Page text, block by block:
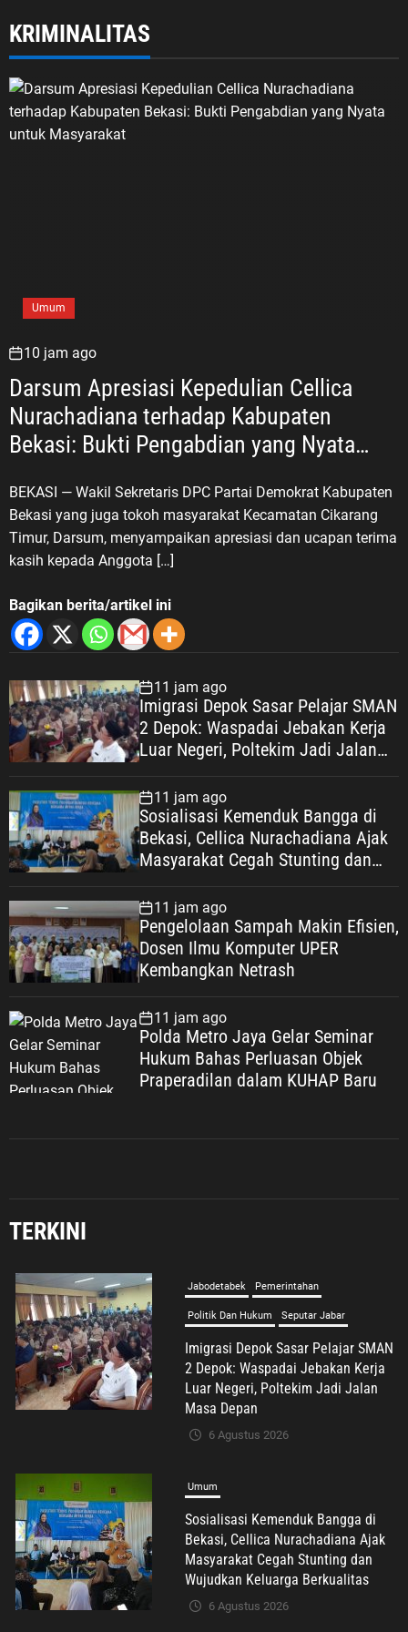
KRIMINALITAS
Umum
10 jam ago
Darsum Apresiasi Kepedulian Cellica
Nurachadiana terhadap Kabupaten
Bekasi: Bukti Pengabdian yang Nyata
BEKASI — Wakil Sekretaris DPC Partai Demokrat Kabupaten
Bekasi yang juga tokoh masyarakat Kecamatan Cikarang
Timur, Darsum, menyampaikan apresiasi dan ucapan terima
kasih kepada Anggota […]
Bagikan berita/artikel ini
11 jam ago
Imigrasi Depok Sasar Pelajar SMAN
2 Depok: Waspadai Jebakan Kerja
Luar Negeri, Poltekim Jadi Jalan
11 jam ago
Sosialisasi Kemenduk Bangga di
Bekasi, Cellica Nurachadiana Ajak
Masyarakat Cegah Stunting dan
11 jam ago
Pengelolaan Sampah Makin Efisien,
Dosen Ilmu Komputer UPER
Kembangkan Netrash
11 jam ago
Polda Metro Jaya Gelar Seminar
Hukum Bahas Perluasan Objek
Praperadilan dalam KUHAP Baru
TERKINI
6 Agustus 2026
Umum
Sosialisasi Kemenduk Bangga di
Bekasi, Cellica Nurachadiana Ajak
Masyarakat Cegah Stunting dan
Wujudkan Keluarga Berkualitas
Advertorial Nasional Pendidikan
Pengelolaan Sampah Makin Efisien,
Dosen Ilmu Komputer UPER